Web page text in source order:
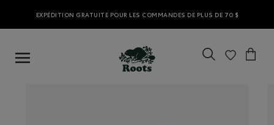
EXPÉDITION GRATUITE POUR LES COMMANDES DE PLUS DE 70 $